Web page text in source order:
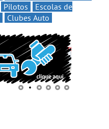
Pilotos
Escolas de
Clubes Auto